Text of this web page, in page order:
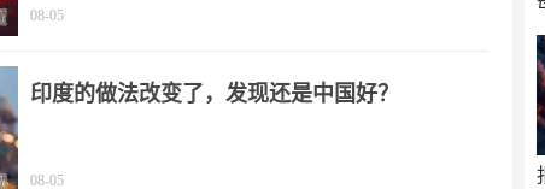
08-05
印度的做法改变了，发现还是中国好？
08-05